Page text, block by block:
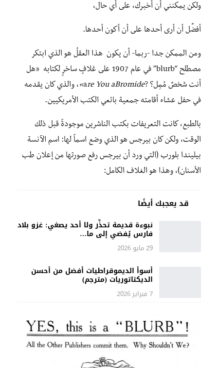
ولكن يمكنني أن أخبرك، على أي حال،
أفضِّل أن أرى أحدها على أن أكون أحدها.
ومن الممكن جدا -ربما- أن يكون هذا العقلُ هو الذي ابتكر
مصطلح “blurb” في عام 1907 على غلافٍ ساخرٍ لكتابه «هل
أنت شخصٌ مُمِل؟ ?are You aBromide»
، والذي كان يقدمه
في حفل عشاء أقامته جمعية بائعي الكتب الأمريكيين.
بالطبع، كانت التعريفات بكتب الناشرين موجودةً قبل ذلك
الوقت، ولكن كان بيرجس هو الذي وضع اسماً لها: اسم الآنسة
بيليندا بلورب (التي ورد أن بيرجس رفع صورتها من إعلان طب
الأسنان)، وهذا هو الغلاف الكامل:
قد يعجبك أيضًا
نبوءة قديمة تحذِّر ولا أحد يصغي: غزو بلاد
فارس يُفضي إلى ما…
29 مايو 2026
أسوأ الديموقراطيات أفضل من أحسن
الديكتاتوريات (مترجم)
7 فبراير 2026